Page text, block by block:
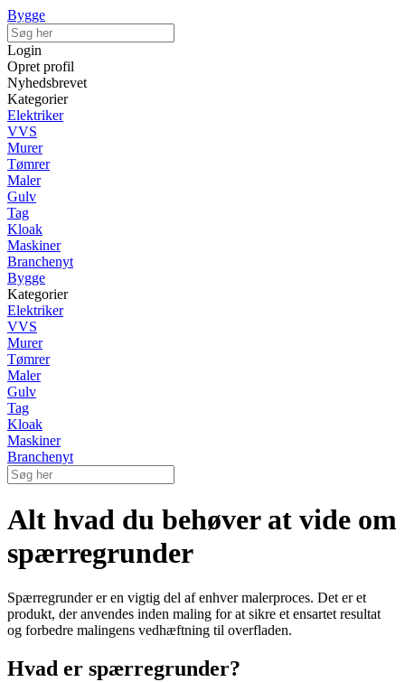
Bygge
Login
Opret profil
Nyhedsbrevet
Kategorier
Elektriker
VVS
Murer
Tømrer
Maler
Gulv
Tag
Kloak
Maskiner
Branchenyt
Bygge
Kategorier
Elektriker
VVS
Murer
Tømrer
Maler
Gulv
Tag
Kloak
Maskiner
Branchenyt
Alt hvad du behøver at vide om
spærregrunder
Spærregrunder er en vigtig del af enhver malerproces. Det er et
produkt, der anvendes inden maling for at sikre et ensartet resultat
og forbedre malingens vedhæftning til overfladen.
Hvad er spærregrunder?